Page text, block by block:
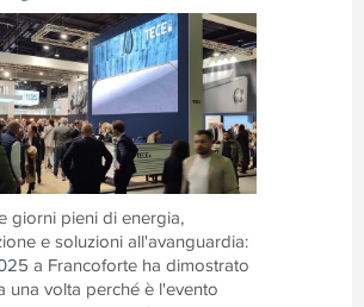
giorni pieni di energia,
e soluzioni all'avanguardia:
a Francoforte ha dimostrato
una volta perché è l'evento